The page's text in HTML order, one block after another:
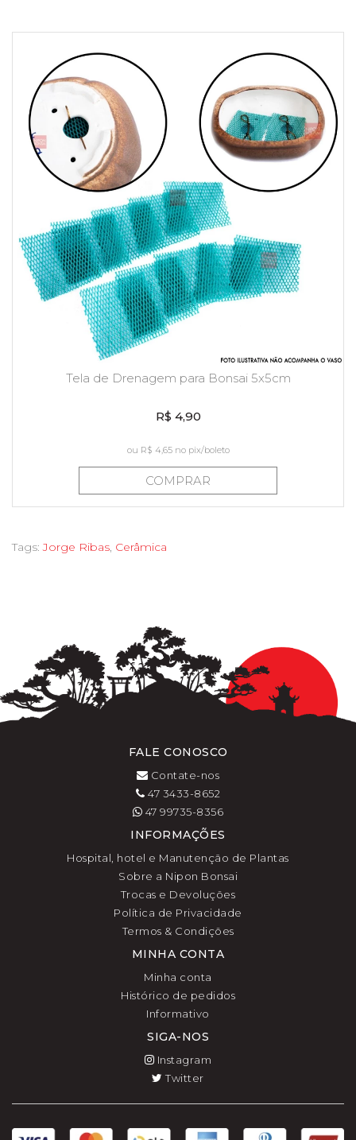
Tela de Drenagem para Bonsai 5x5cm
R$ 4,90
ou R$ 4,65no pix/boleto
COMPRAR
Tags:Jorge Ribas, Cerâmica
FALE CONOSCO
Contate-nos
47 3433-8652
47 99735-8356
INFORMAÇÕES
Hospital, hotel e Manutenção de Plantas
Sobre a Nipon Bonsai
Trocas e Devoluções
Política de Privacidade
Termos & Condições
MINHA CONTA
Minha conta
Histórico de pedidos
Informativo
SIGA-NOS
Instagram
Twitter